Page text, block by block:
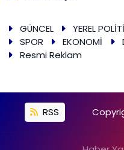
GÜNCEL YEREL
SPOR
EKONOMİ
Resmi Reklam
RSS